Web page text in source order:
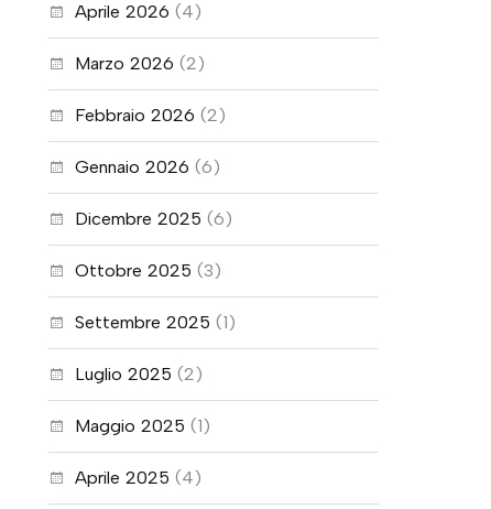
Aprile 2026 (4)
Marzo 2026 (2)
Febbraio 2026 (2)
Gennaio 2026 (6)
Dicembre 2025 (6)
Ottobre 2025 (3)
Settembre 2025 (1)
Luglio 2025 (2)
Maggio 2025 (1)
Aprile 2025 (4)